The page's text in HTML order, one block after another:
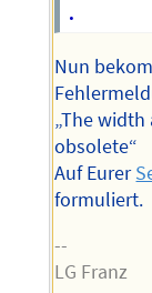
Nun
„The
obsolete“
Auf Eurer
formuliert.
--
LG Franz